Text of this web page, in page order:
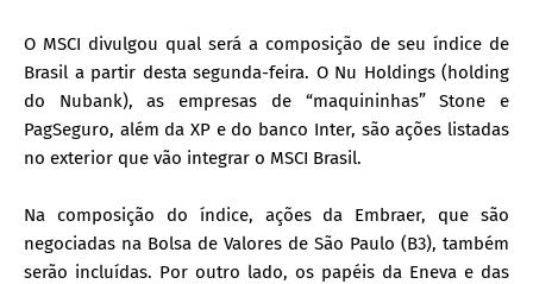
O MSCI divulgou qual será a composição de seu índice de
Brasil a partir desta segunda-feira. O Nu Holdings (holding
do Nubank), as empresas de “maquininhas” Stone e
PagSeguro, além da XP e do banco Inter, são ações listadas
no exterior que vão integrar o MSCI Brasil.
Na composição do índice, ações da Embraer, que são
negociadas na Bolsa de Valores de São Paulo (B3), também
serão incluídas. Por outro lado, os papéis da Eneva e das